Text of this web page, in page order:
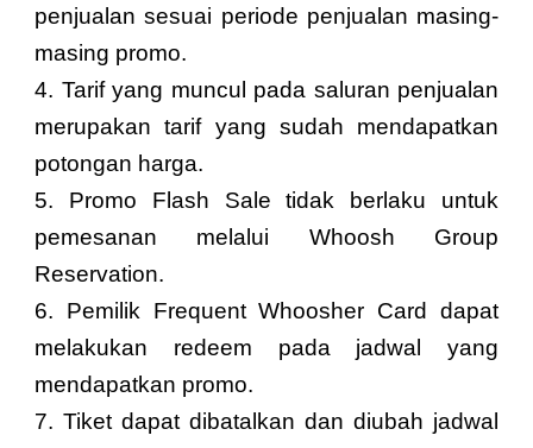
penjualan sesuai periode penjualan masing-
masing promo.
4.⁠ ⁠Tarif yang muncul pada saluran penjualan
merupakan tarif yang sudah mendapatkan
potongan harga.
5.⁠ ⁠Promo Flash Sale tidak berlaku untuk
pemesanan melalui Whoosh Group
Reservation.
6.⁠ ⁠Pemilik Frequent Whoosher Card dapat
melakukan redeem pada jadwal yang
mendapatkan promo.
7.⁠ ⁠Tiket dapat dibatalkan dan diubah jadwal